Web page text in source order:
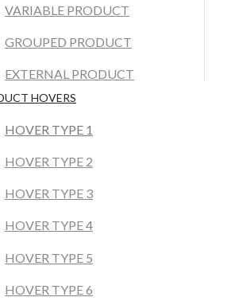
VARIABLE PRODUCT
GROUPED PRODUCT
EXTERNAL PRODUCT
HOVERS
HOVER TYPE 1
HOVER TYPE 2
HOVER TYPE 3
HOVER TYPE 4
HOVER TYPE 5
HOVER TYPE 6